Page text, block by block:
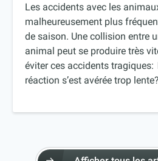
Les accidents avec les
malheureusement plus
de saison. Une collision entre
animal peut se produire très
éviter ces accidents
réaction s’est avérée trop